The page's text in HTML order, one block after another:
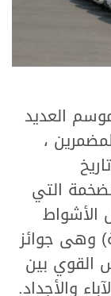
العديد
،
التي
الأشواط
وهى جوائز
القوي بين
والأجداد.